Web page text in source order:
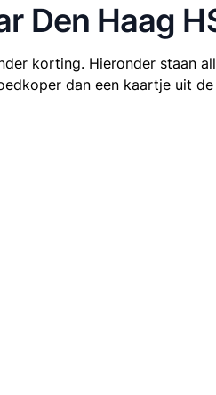
Den Haag
korting. Hieronder staan
dan een kaartje uit